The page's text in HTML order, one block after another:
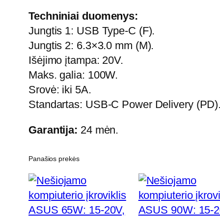
Techniniai duomenys:
Jungtis 1: USB Type-C (F).
Jungtis 2: 6.3×3.0 mm (M).
Išėjimo įtampa: 20V.
Maks. galia: 100W.
Srovė: iki 5A.
Standartas: USB-C Power Delivery (PD).
Garantija: 24 mėn.
Panašios prekės